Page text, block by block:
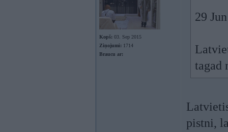
Kopš: 03. Sep 2015
Ziņojumi: 1714
Braucu ar:
29
tagad
pistni,